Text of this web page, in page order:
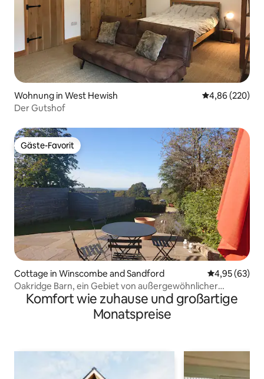
Wohnung in West Hewish
4,86 (220)
Der Gutshof
Gäste-Favorit
Gäste-Favorit
Cottage in Winscombe and Sandford
4,95 (63)
Oakridge Barn, ein Gebiet von außergewöhnlicher
natürlicher Schönheit
Komfort wie zuhause und großartige
Monatspreise